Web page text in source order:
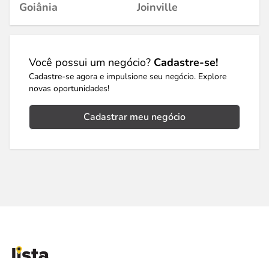
Goiânia
Joinville
Você possui um negócio? Cadastre-se!
Cadastre-se agora e impulsione seu negócio. Explore
novas oportunidades!
Cadastrar meu negócio